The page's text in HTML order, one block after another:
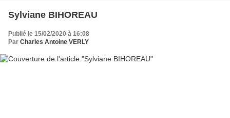
Sylviane BIHOREAU
Publié le 15/02/2020 à 16:08
Par Charles Antoine VERLY